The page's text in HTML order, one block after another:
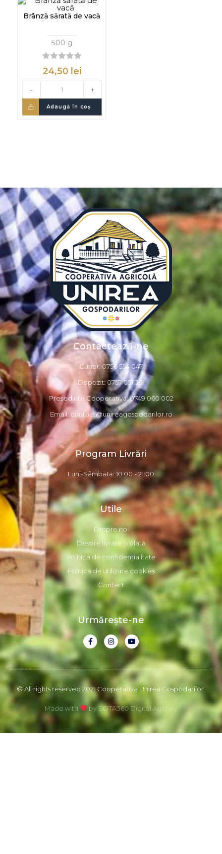
Brânză sărată de vacă
500 g
0
d
i
24,50 lei
- +
Adaugă în coș
Contactează-ne
Curier: 0756 554 047
Depozit: 0757 051 391
Președinte Cooperativă: 0749 060 002
Email: contact@unireagospodarilor.ro
Program Livrări
Luni-Sâmbătă: 10:00 - 21:00
Utile
Despre noi
Despre livrare și plată
Politica de confidențialitate
Politica de utilizare cookies
Contact
Urmărește-ne
© All rights reserved 2021 Cooperativa Unirea Gospodarilor.
Made with by SOTA360 Digital Agency